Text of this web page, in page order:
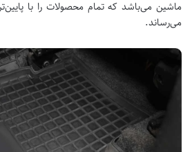
ماشین می‌باشد که تمام محصولات را با
می‌رساند.